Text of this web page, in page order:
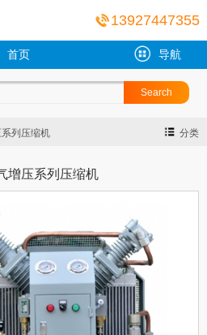
13927447355
首页 导航
分类
列压缩机
增压系列压缩机